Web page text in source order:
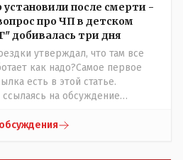
после смерти -
про ЧП в детском
добивалась три дня
утверждал, что там все
как надо?Самое первое
есть в этой статье.
на обсуждение
пишет, что